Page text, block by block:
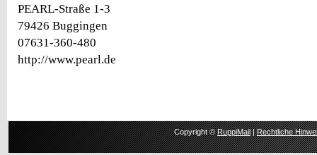
PEARL-Straße 1-3
79426 Buggingen
07631-360-480
http://www.pearl.de
Copyright ©RuppiMail|Rechtliche